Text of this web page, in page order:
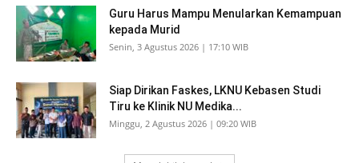
Guru Harus Mampu Menularkan Kemampuan
kepada Murid
Senin, 3 Agustus 2026 | 17:10 WIB
Siap Dirikan Faskes, LKNU Kebasen Studi
Tiru ke Klinik NU Medika...
Minggu, 2 Agustus 2026 | 09:20 WIB